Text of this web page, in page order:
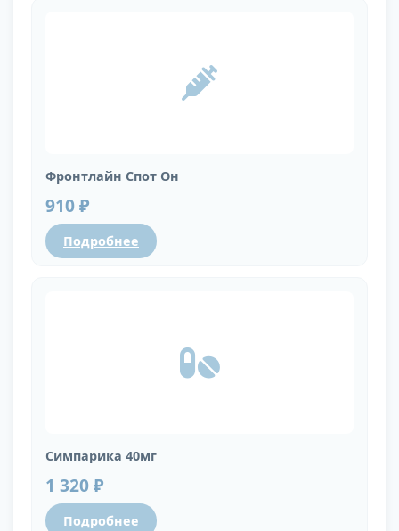
Фронтлайн Спот Он
910 ₽
Подробнее
Симпарика 40мг
1 320 ₽
Подробнее